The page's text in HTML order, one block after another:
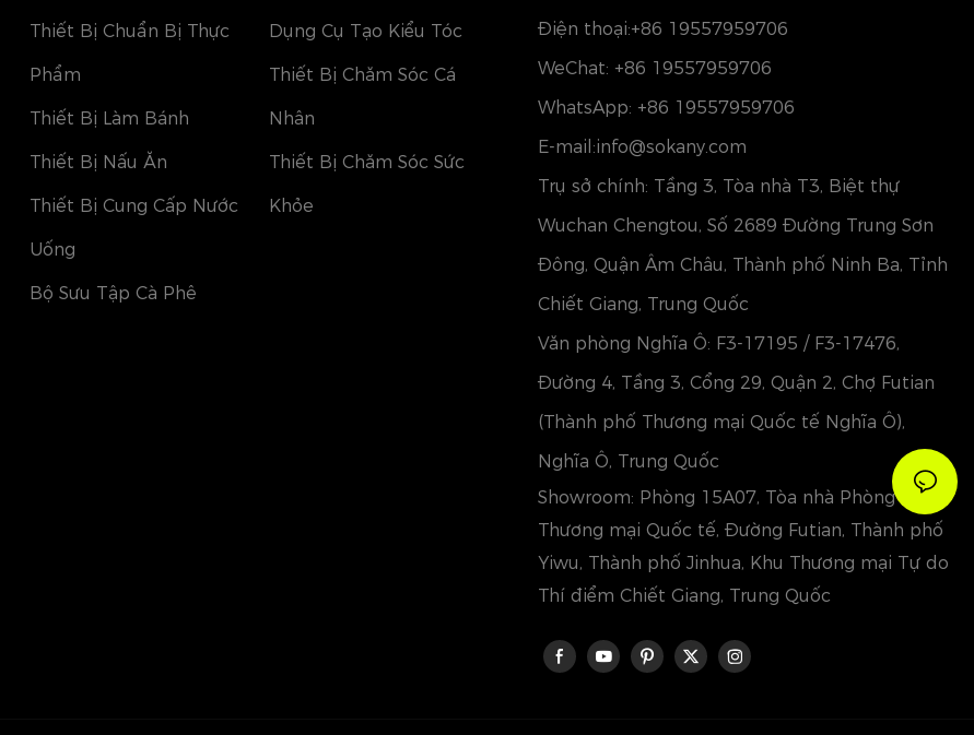
Thiết Bị Chuẩn Bị Thực
Phẩm
Thiết Bị Làm Bánh
Thiết Bị Nấu Ăn
Thiết Bị Cung Cấp Nước
Uống
Bộ Sưu Tập Cà Phê
Dụng Cụ Tạo Kiểu Tóc
Thiết Bị Chăm Sóc Cá
Nhân
Thiết Bị Chăm Sóc Sức
Khỏe
Điện thoại:+86 19557959706
WeChat: +86 19557959706
WhatsApp: +86 19557959706
E-mail:info@sokany.com
Trụ sở chính: Tầng 3, Tòa nhà T3, Biệt thự
Wuchan Chengtou, Số 2689 Đường Trung Sơn
Đông, Quận Âm Châu, Thành phố Ninh Ba, Tỉnh
Chiết Giang, Trung Quốc
Văn phòng Nghĩa Ô: F3-17195 / F3-17476,
Đường 4, Tầng 3, Cổng 29, Quận 2, Chợ Futian
(Thành phố Thương mại Quốc tế Nghĩa Ô),
Nghĩa Ô, Trung Quốc
Showroom: Phòng 15A07, Tòa nhà Phòng
Thương mại Quốc tế, Đường Futian, Thành phố
Yiwu, Thành phố Jinhua, Khu Thương mại Tự do
Thí điểm Chiết Giang, Trung Quốc